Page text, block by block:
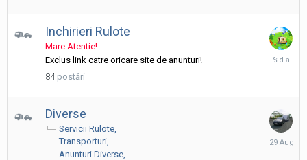
Inchirieri Rulote
Mare Atentie!
Exclus link catre oricare site de anunturi!
84 postări
28
Diverse
Servicii Rulote
Transporturi
Anunturi Diverse
29